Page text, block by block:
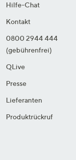
Hilfe-Chat
Kontakt
0800 2944 444
(gebührenfrei)
QLive
Presse
Lieferanten
Produktrückruf